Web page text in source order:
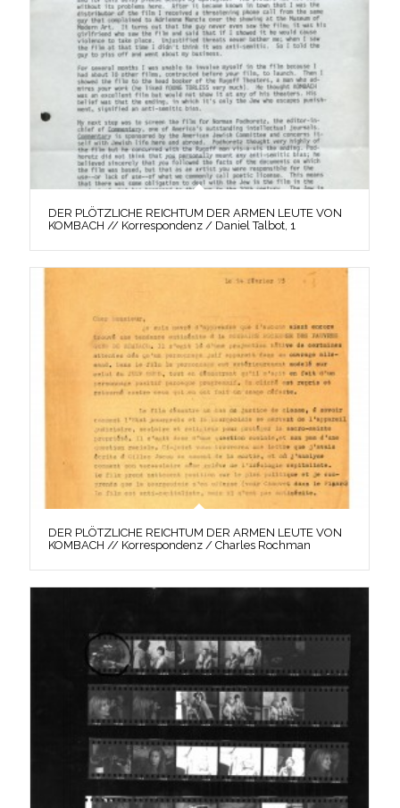
DER PLÖTZLICHE REICHTUM DER ARMEN LEUTE VON
KOMBACH // Korrespondenz / Daniel Talbot, 1
DER PLÖTZLICHE REICHTUM DER ARMEN LEUTE VON
KOMBACH // Korrespondenz / Charles Rochman